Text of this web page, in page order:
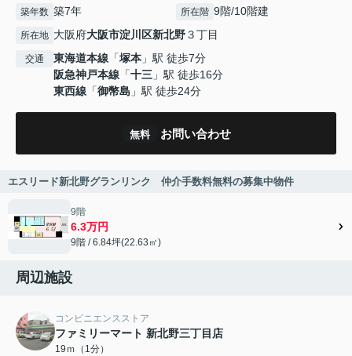
築年数 築7年 所在階 9階/10階建
所在地 大阪府大阪市淀川区新北野３丁目
交通 東海道本線 「塚本 」駅 徒歩7分
阪急神戸本線 「十三 」駅 徒歩16分
東西線 「御幣島 」駅 徒歩24分
無料 お問い合わせ
エスリード新北野グランリンク 仲介手数料無料の募集中物件
9階
6.3万円
9階 / 6.84坪(22.63㎡)
周辺施設
コンビニエンスストア
ファミリーマート 新北野三丁目店
19ｍ（1分）